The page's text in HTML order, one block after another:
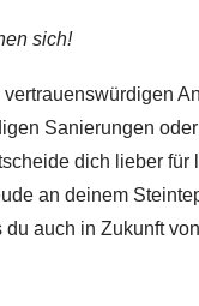
sich!
Sanierungen
dich lieber
an deinem
auch in Zukunft